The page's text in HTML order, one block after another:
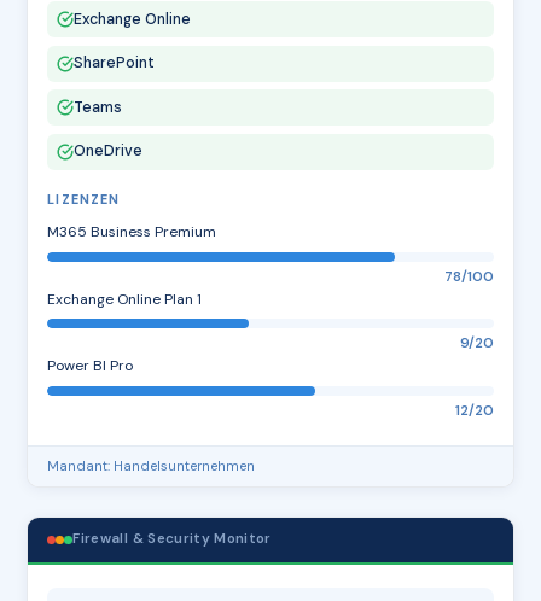
Exchange Online
SharePoint
Teams
OneDrive
LIZENZEN
M365 Business Premium
78/100
Exchange Online Plan 1
9/20
Power BI Pro
12/20
Mandant: Handelsunternehmen
Firewall & Security Monitor